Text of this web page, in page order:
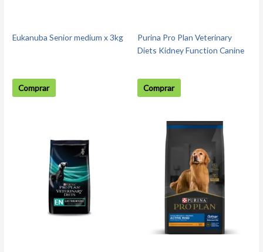
Eukanuba Senior medium x 3kg
Comprar
Purina Pro Plan Veterinary
Diets Kidney Function Canine
Comprar